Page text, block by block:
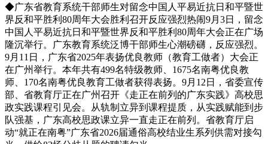
◆广东省教育系统干部师生对留念中国人平易近抗日和平暨世
界反和平胜利80周年大会胜利召开反应强烈热闹9月3日，留念
中国人平易近抗日和平暨世界反和平胜利80周年大会正在广场
隆沉举行。广东教育系统泛博干部师生心潮磅礴，反应强烈。
9月11日，广东省2025年表扬优良教师（教育工做者）大会正
在广州举行。本年共有499名特级教师、1675名南粤优良教
师、170名南粤优良教育工做者获得表扬。9月12日，省委宣传
部、省教育厅正在广州召开《走正在前列的广东实践》高校思
政实践课程引见会。从轨制立异到课程提质，从实践赋能到步
队强基，广东高校思政课立异一直走正在前列。省教育厅启
动“就正在南粤”广东省2026届通俗高校结业生系列供需对接勾